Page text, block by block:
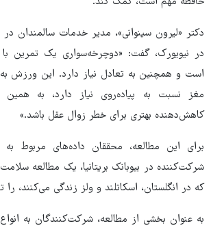
دکتر «لیرون سینوانی»، مدیر خدمات سالمندان
در نیویورک، گفت: «دوچرخه‌سواری یک تمرین
است و همچنین به تعادل نیاز دارد. این ورزش به
مغز نسبت به پیاده‌روی نیاز دارد، به
کاهش‌دهنده بهتری برای خطر زوال عقل باشد.»
شرکت‌کننده در بیوبانک بریتانیا، یک مطالعه
که در انگلستان، اسکاتلند و ولز زندگی می‌کنند،
به عنوان بخشی از مطالعه، شرکت‌کنندگان به